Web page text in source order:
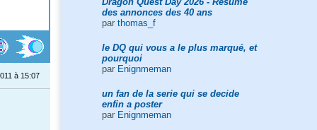
des annonces des 40 ans
par thomas_f
le DQ qui vous a le plus marqué, et
pourquoi
par Enignmeman
un fan de la serie qui se decide
enfin a poster
par Enignmeman
à 15:07